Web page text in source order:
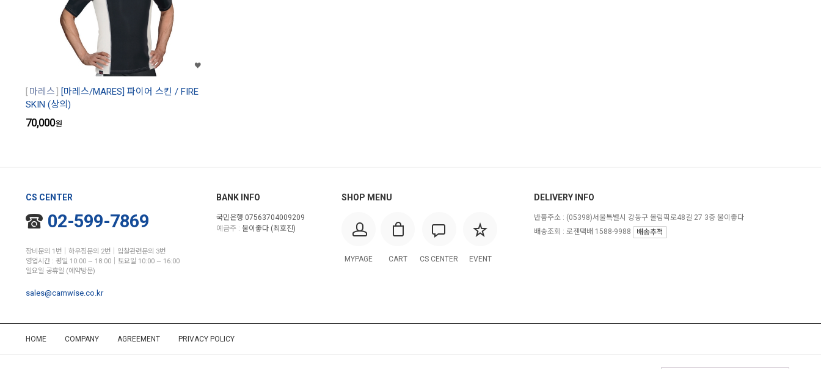
마레스
[마레스/MARES] 파이어 스킨 / FIRE
SKIN (상의)
70,000원
CS CENTER
02-599-7869
장비문의 1번│하우징문의 2번│입찰관련문의 3번
영업시간 : 평일 10:00 ~ 18:00│토요일 10:00 ~ 16:00
일요일 공휴일 (예약방문)
sales@camwise.co.kr
BANK INFO
국민은행 07563704009209
예금주 : 물이좋다 (최호진)
SHOP MENU
MYPAGE CART CS CENTER EVENT
DELIVERY INFO
반품주소 : (05398)서울특별시 강동구 올림픽로48길 27 3층 물이좋다
배송조회 : 로젠택배 1588-9988
배송추적
HOME COMPANY AGREEMENT PRIVACY POLICY